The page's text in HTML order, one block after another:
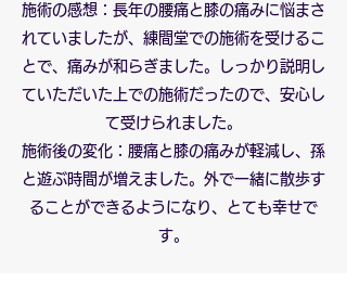
施術の感想：長年の腰痛と膝の痛みに悩まさ
れていましたが、練間堂での施術を受けるこ
とで、痛みが和らぎました。しっかり説明し
ていただいた上での施術だったので、安心し
て受けられました。
施術後の変化：腰痛と膝の痛みが軽減し、孫
と遊ぶ時間が増えました。外で一緒に散歩す
ることができるようになり、とても幸せで
す。